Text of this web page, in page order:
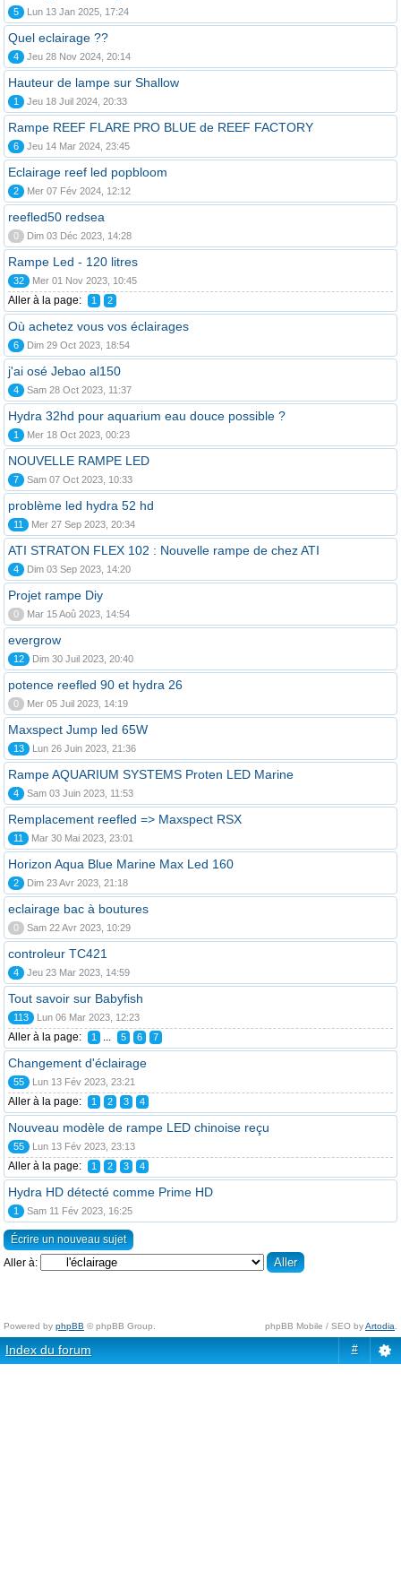
5 Lun 13 Jan 2025, 17:24
Quel eclairage ??
4 Jeu 28 Nov 2024, 20:14
Hauteur de lampe sur Shallow
1 Jeu 18 Juil 2024, 20:33
Rampe REEF FLARE PRO BLUE de REEF FACTORY
6 Jeu 14 Mar 2024, 23:45
Eclairage reef led popbloom
2 Mer 07 Fév 2024, 12:12
reefled50 redsea
0 Dim 03 Déc 2023, 14:28
Rampe Led - 120 litres
32 Mer 01 Nov 2023, 10:45
Aller à la page: 1 2
Où achetez vous vos éclairages
6 Dim 29 Oct 2023, 18:54
j'ai osé Jebao al150
4 Sam 28 Oct 2023, 11:37
Hydra 32hd pour aquarium eau douce possible ?
1 Mer 18 Oct 2023, 00:23
NOUVELLE RAMPE LED
7 Sam 07 Oct 2023, 10:33
problème led hydra 52 hd
11 Mer 27 Sep 2023, 20:34
ATI STRATON FLEX 102 : Nouvelle rampe de chez ATI
4 Dim 03 Sep 2023, 14:20
Projet rampe Diy
0 Mar 15 Aoû 2023, 14:54
evergrow
12 Dim 30 Juil 2023, 20:40
potence reefled 90 et hydra 26
0 Mer 05 Juil 2023, 14:19
Maxspect Jump led 65W
13 Lun 26 Juin 2023, 21:36
Rampe AQUARIUM SYSTEMS Proten LED Marine
4 Sam 03 Juin 2023, 11:53
Remplacement reefled => Maxspect RSX
11 Mar 30 Mai 2023, 23:01
Horizon Aqua Blue Marine Max Led 160
2 Dim 23 Avr 2023, 21:18
eclairage bac à boutures
0 Sam 22 Avr 2023, 10:29
controleur TC421
4 Jeu 23 Mar 2023, 14:59
Tout savoir sur Babyfish
113 Lun 06 Mar 2023, 12:23
Aller à la page: 1 ... 5 6 7
Changement d'éclairage
55 Lun 13 Fév 2023, 23:21
Aller à la page: 1 2 3 4
Nouveau modèle de rampe LED chinoise reçu
55 Lun 13 Fév 2023, 23:13
Aller à la page: 1 2 3 4
Hydra HD détecté comme Prime HD
1 Sam 11 Fév 2023, 16:25
Écrire un nouveau sujet
Aller à:
Powered by phpBB © phpBB Group. phpBB Mobile / SEO byArtodia
Index du forum #